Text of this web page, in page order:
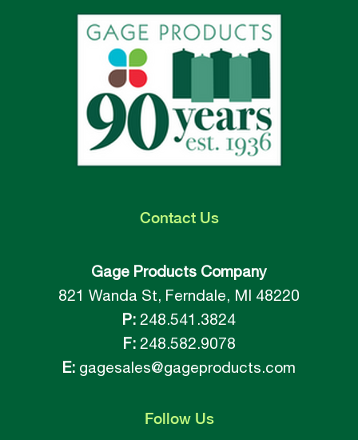
ContactUs
Gage Products Company
821 Wanda St, Ferndale, MI 48220
P: 248.541.3824
F:248.582.9078
E: gagesales@gageproducts.com
FollowUs